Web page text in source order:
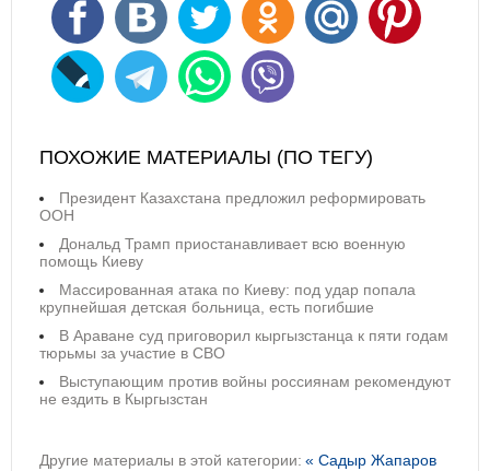
ПОХОЖИЕ МАТЕРИАЛЫ (ПО ТЕГУ)
Президент Казахстана предложил реформировать
ООН
Дональд Трамп приостанавливает всю военную
помощь Киеву
Массированная атака по Киеву: под удар попала
крупнейшая детская больница, есть погибшие
В Араване суд приговорил кыргызстанца к пяти годам
тюрьмы за участие в СВО
Выступающим против войны россиянам рекомендуют
не ездить в Кыргызстан
Другие материалы в этой категории: « Садыр Жапаров